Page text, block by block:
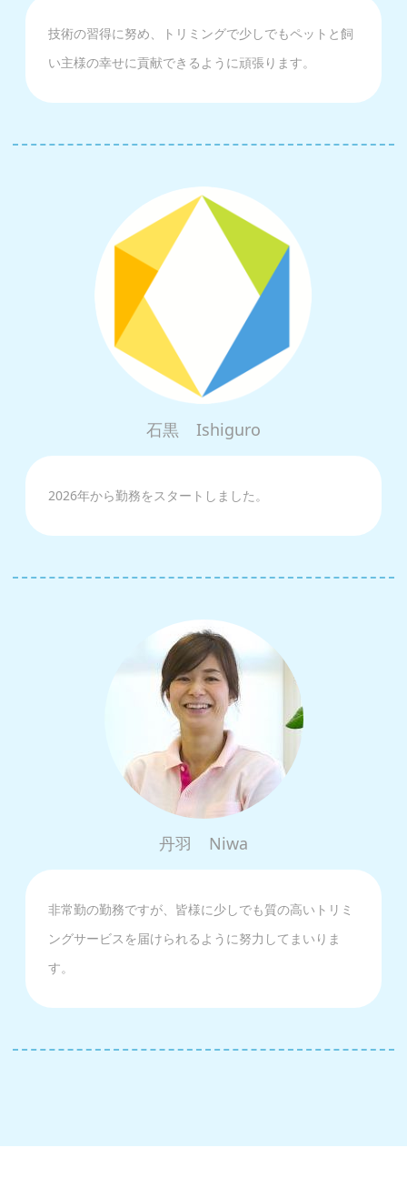
技術の習得に努め、トリミングで少しでもペットと飼
い主様の幸せに貢献できるように頑張ります。
石黒 Ishiguro
2026年から勤務をスタートしました。
丹羽 Niwa
非常勤の勤務ですが、皆様に少しでも質の高いトリミ
ングサービスを届けられるように努力してまいりま
す。